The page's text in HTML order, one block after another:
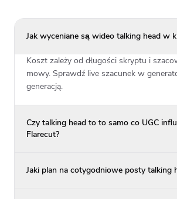
Jak wyceniane są wideo talking head w
Koszt zależy od długości skryptu i
mowy. Sprawdź live szacunek w
generacją.
Czy talking head to to samo co UGC
Flarecut?
Jaki plan na cotygodniowe posty talking